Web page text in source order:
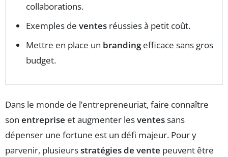
collaborations.
Exemples de ventes réussies à petit coût.
Mettre en place un brandingefficace sans gros
budget.
Dans le monde de l’entrepreneuriat, faire connaître
son entreprise et augmenter lesventessans
dépenser une fortune est un défi majeur. Pour y
parvenir, plusieursstratégies de vente peuvent être